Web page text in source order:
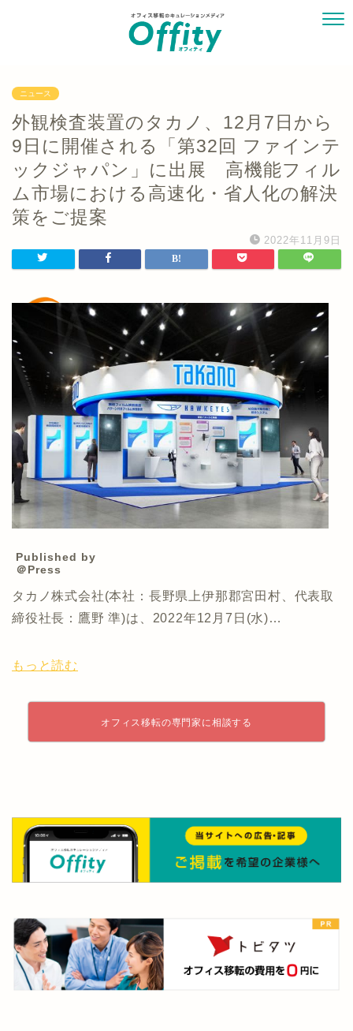
ニュース
外観検査装置のタカノ、12月7日から
9日に開催される「第32回 ファインテ
ックジャパン」に出展 高機能フィル
ム市場における高速化・省人化の解決
策をご提案
2022年11月9日
Published by
＠Press
タカノ株式会社(本社：長野県上伊那郡宮田村、代表取
締役社長：鷹野 準)は、2022年12月7日(水)…
もっと読む
オフィス移転の専門家に相談する